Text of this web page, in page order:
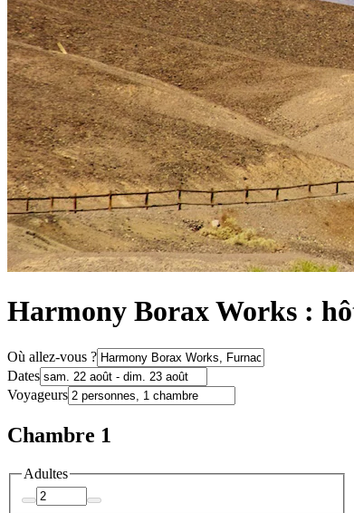
Harmony Borax Works :
Où allez-vous ?
Dates
Voyageurs
Chambre 1
Adultes